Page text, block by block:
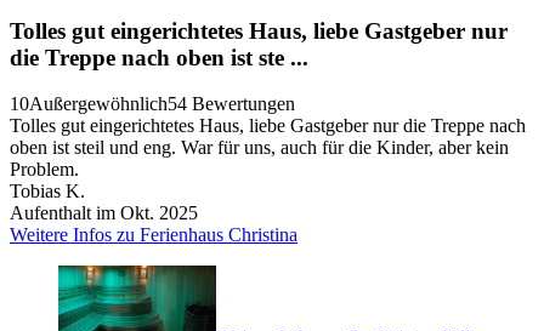
Tolles gut eingerichtetes Haus, liebe Gastgeber nur
die Treppe nach oben ist ste ...
10Außergewöhnlich54 Bewertungen
Tolles gut eingerichtetes Haus, liebe Gastgeber nur die Treppe nach
oben ist steil und eng. War für uns, auch für die Kinder, aber kein
Problem.
Tobias K.
Aufenthalt im Okt. 2025
Weitere Infos zu Ferienhaus Christina